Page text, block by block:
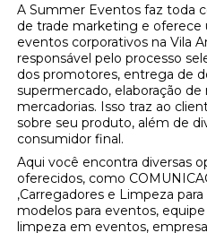
A Summer Eventos faz toda
de trade marketing e oferece
eventos corporativos na Vila
responsável pelo processo
dos promotores, entrega de
supermercado, elaboração
mercadorias. Isso traz ao
sobre seu produto, além de
consumidor final.
Aqui você encontra diversas
oferecidos, como
,Carregadores e Limpeza
modelos para eventos,
limpeza em eventos,